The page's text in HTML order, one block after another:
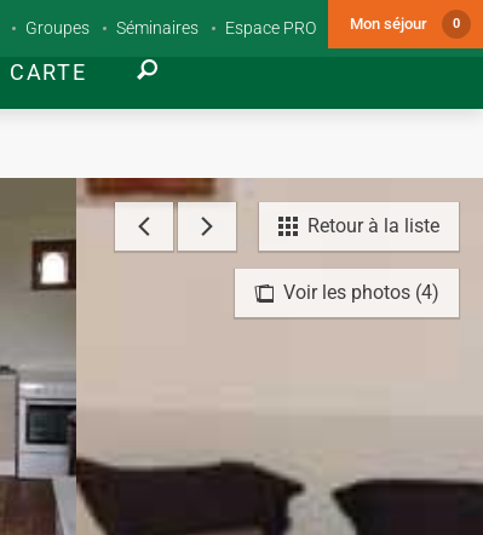
CARTE
Groupes Séminaires Espace PRO Mon séjour 0
Voir les photos (4)
Retour à la liste